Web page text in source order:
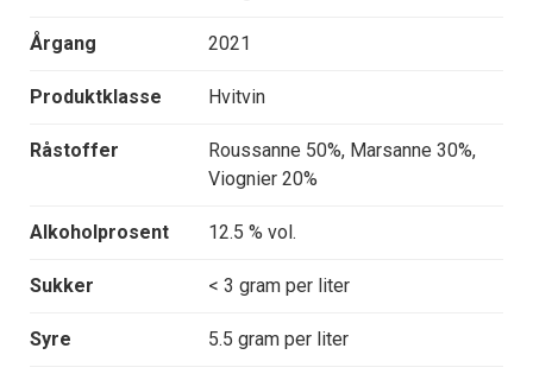
Årgang 2021
Produktklasse Hvitvin
Råstoffer
Roussanne 50%, Marsanne 30%,
Viognier 20%
Alkoholprosent 12.5 % vol.
Sukker < 3 gram per liter
Syre 5.5 gram per liter